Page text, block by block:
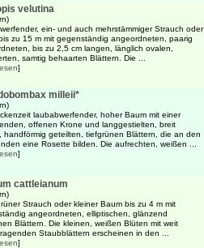
velutina
ein- und auch mehrstämmiger Strauch oder
zu 15 m mit gegenständig angeordneten, paarig
bis zu 2,5 cm langen, länglich ovalen,
samtig behaarten Blättern. Die ...
]
milleii*
laubabwerfender, hoher Baum mit einer
offenen Krone und langgestielten, breit
handförmig geteilten, tiefgrünen Blättern, die an den
eine Rosette bilden. Die aufrechten, weißen ...
]
cattleianum
Strauch oder kleiner Baum bis zu 4 m mit
angeordneten, elliptischen, glänzend
Blättern. Die kleinen, weißen Blüten mit weit
Staubblättern erscheinen in den ...
]